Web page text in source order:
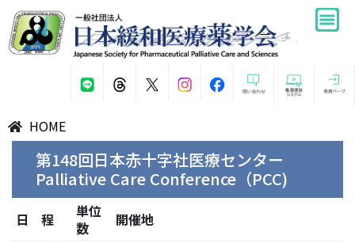
HOME
第148回日本赤十字社医療センター
Palliative Care Conference（PCC)
日 程
単位
数
開催地